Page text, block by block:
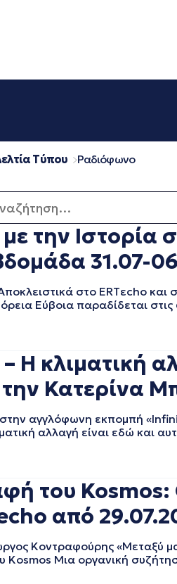
Τύπου Ραδιόφωνο
για:
την Ιστορία
31.07-
στο ERTεcho
Εύβοια παραδίδεται στις
κλιματική
Κατερίνα
αγγλόφωνη εκπομπή
αλλαγή είναι εδώ και
του
από
Κοντραφούρης «Μεταξύ
Μια οργανική